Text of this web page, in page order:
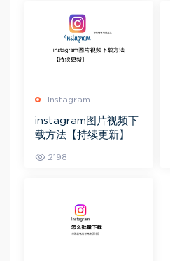
Instagram
instagram图片视频下
载方法【持续更新】
2198